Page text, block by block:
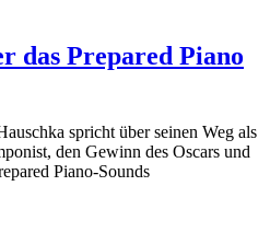
das Prepared Piano
spricht über seinen Weg als
den Gewinn des Oscars und
Piano-Sounds